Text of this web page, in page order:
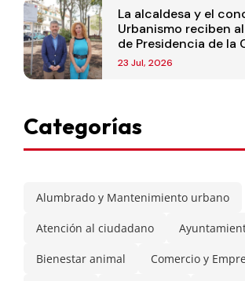
La alcaldesa y el
Urbanismo reciben
de Presidencia de la
de Madrid
23 Jul, 2026
Categorías
Alumbrado y Mantenimiento urbano
Atención al ciudadano
Bienestar animal Comercio y